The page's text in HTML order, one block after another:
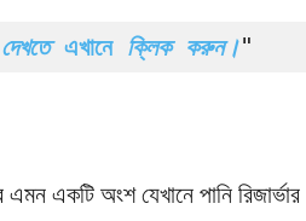
এখানে ক্লিক করুন।"
একটি অংশ যেখানে পানি রিজার্ভার